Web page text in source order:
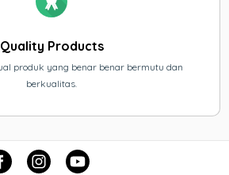
Quality Products
produk yang benar benar bermutu dan
berkualitas.